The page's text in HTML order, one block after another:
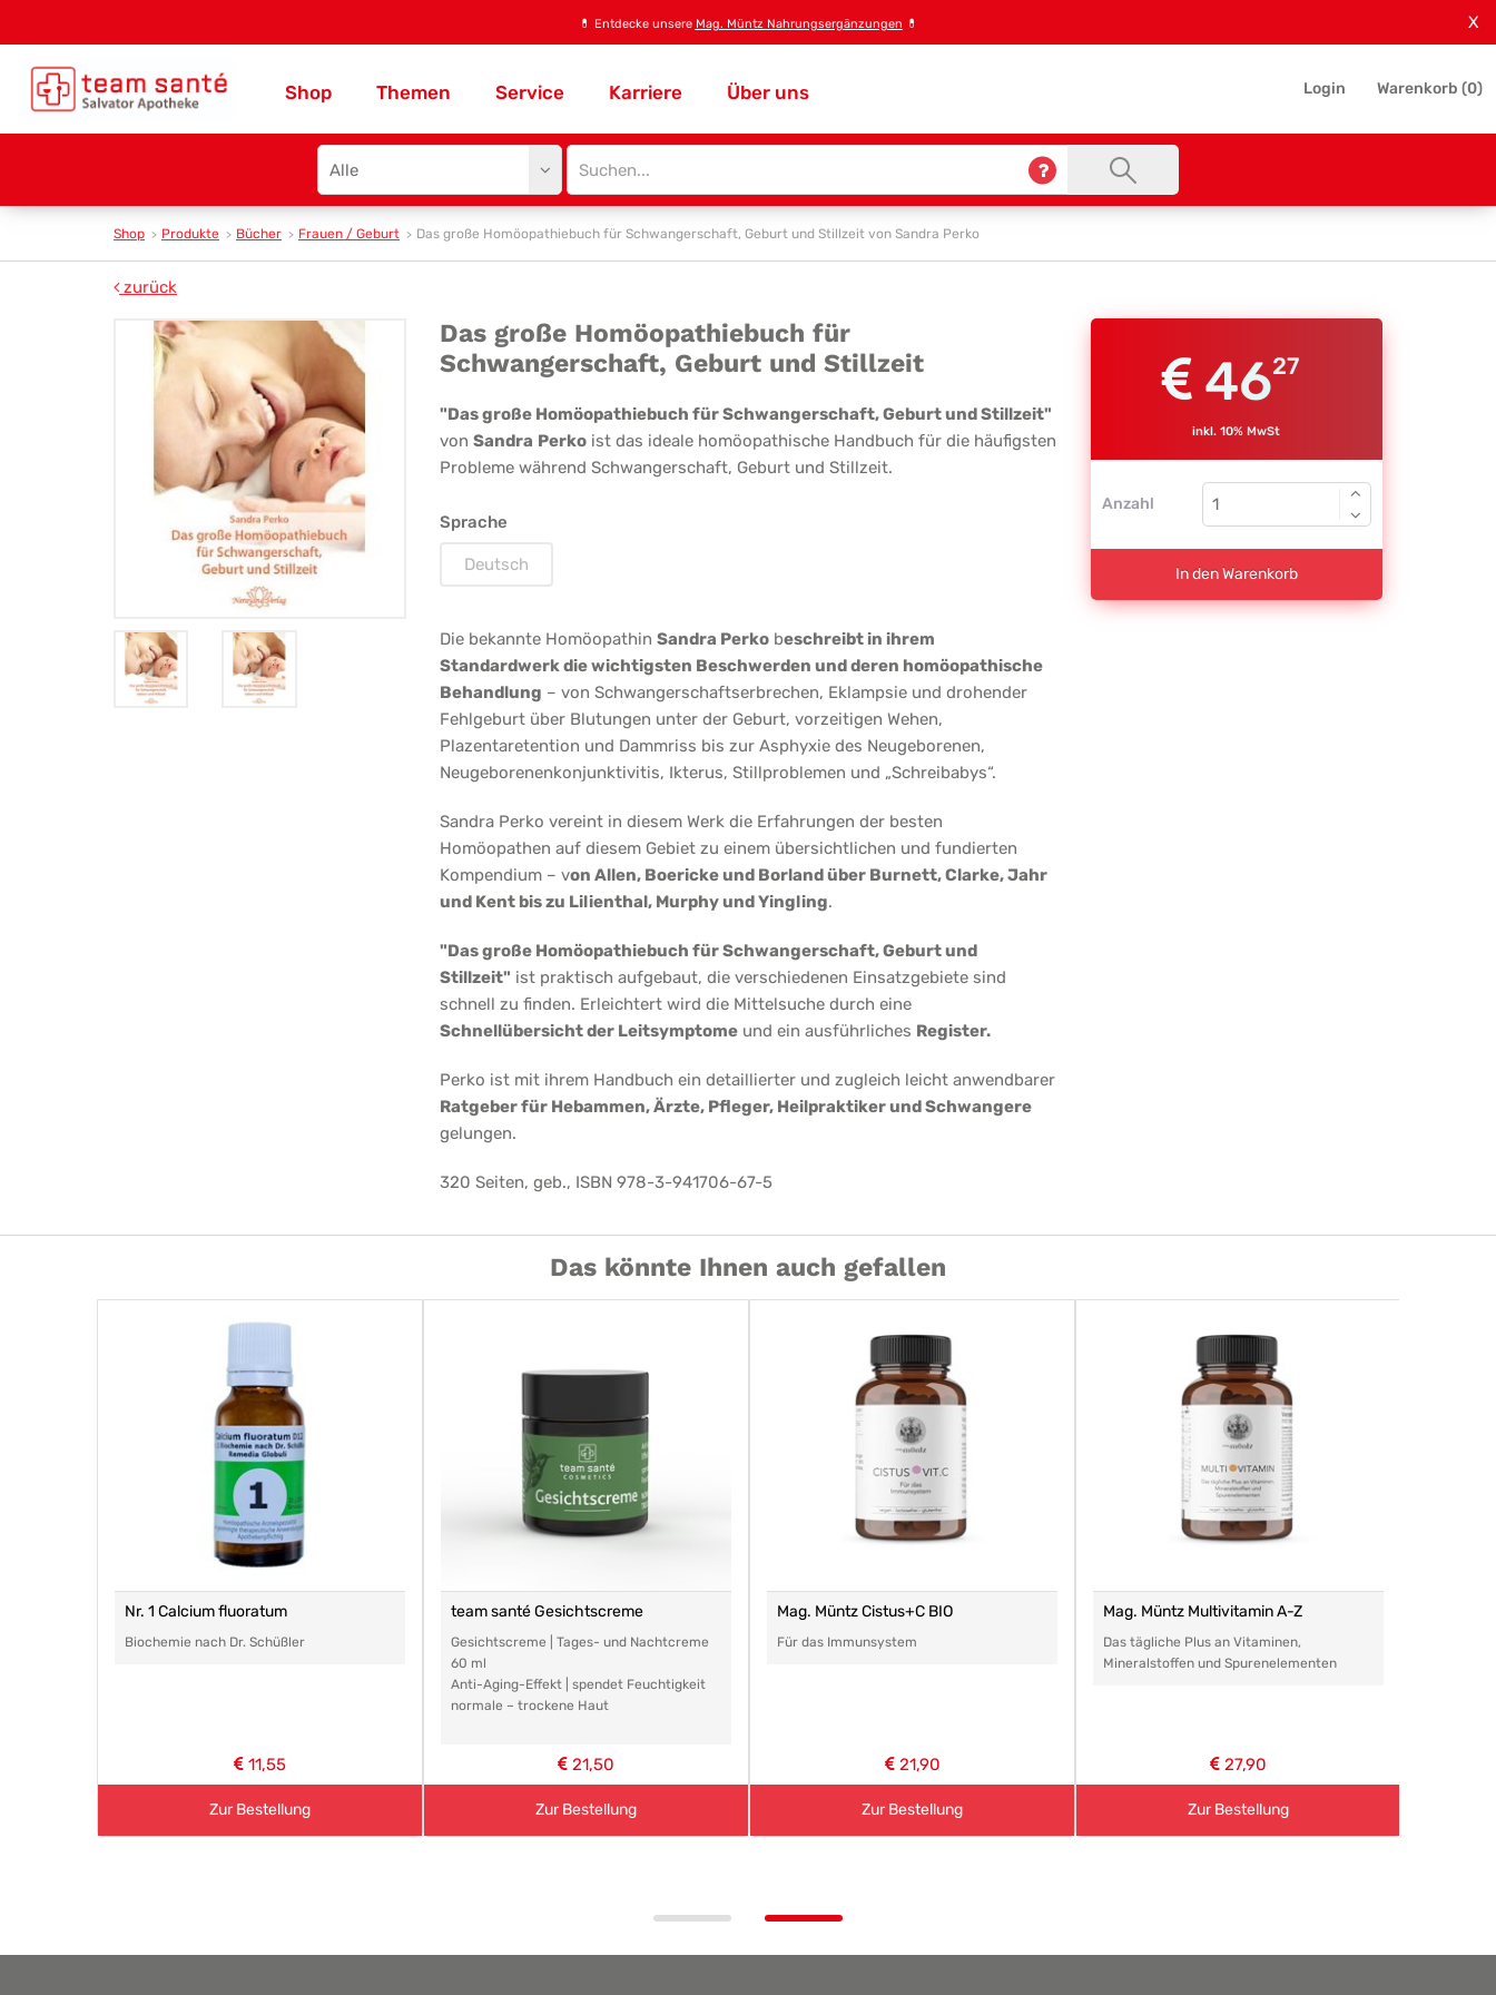
💊 Entdecke unsere Mag. Müntz Nahrungsergänzungen 💊 X
Shop Themen Service Karriere Über uns Login Warenkorb (0)
Search
type
Site
search
Shop Produkte Bücher Frauen / Geburt Das große Homöopathiebuch für Schwangerschaft, Geburt und Stillzeit von Sandra Perko
zurück
Das
große
Homöopathiebuch
für
Schwangerschaft,
Geburt
Stillzeit
Das große Homöopathiebuch für
Schwangerschaft, Geburt und Stillzeit
"Das große Homöopathiebuch für Schwangerschaft, Geburt und Stillzeit"
von Sandra Perkoist das ideale homöopathische Handbuch für die häufigsten
Probleme während Schwangerschaft, Geburt und Stillzeit.
Sprache
Deutsch
Die bekannte Homöopathin Sandra Perkobeschreibt in ihrem
Standardwerk die wichtigsten Beschwerden und deren homöopathische
Behandlung – von Schwangerschaftserbrechen, Eklampsie und drohender
Fehlgeburt über Blutungen unter der Geburt, vorzeitigen Wehen,
Plazentaretention und Dammriss bis zur Asphyxie des Neugeborenen,
Neugeborenenkonjunktivitis, Ikterus, Stillproblemen und „Schreibabys“.
Sandra Perko vereint in diesem Werk die Erfahrungen der besten
Homöopathen auf diesem Gebiet zu einem übersichtlichen und fundierten
Kompendium – von Allen, Boericke und Borland über Burnett, Clarke, Jahr
und Kent bis zu Lilienthal, Murphy und Yingling.
"Das große Homöopathiebuch für Schwangerschaft, Geburt und
Stillzeit" ist praktisch aufgebaut, die verschiedenen Einsatzgebiete sind
schnell zu finden. Erleichtert wird die Mittelsuche durch eine
Schnellübersicht der Leitsymptomeund ein ausführliches Register.
Perko ist mit ihrem Handbuch ein detaillierter und zugleich leicht anwendbarer
Ratgeber für Hebammen, Ärzte, Pfleger, Heilpraktiker und Schwangere
gelungen.
320 Seiten, geb., ISBN 978-3-941706-67-5
4627
inkl. 10% MwSt
Anzahl
In den Warenkorb
Das könnte Ihnen auch gefallen
Nr. 1 Calcium fluoratum
Biochemie nach Dr. Schüßler
11,55
Zur Bestellung
team santé Gesichtscreme
Gesichtscreme | Tages- und Nachtcreme
60 ml
Anti-Aging-Effekt | spendet Feuchtigkeit
normale – trockene Haut
21,50
Zur Bestellung
Mag. Müntz Cistus+C BIO
Für das Immunsystem
21,90
Zur Bestellung
Mag. Müntz Multivitamin A-Z
Das tägliche Plus an Vitaminen,
Mineralstoffen und Spurenelementen
27,90
Zur Bestellung